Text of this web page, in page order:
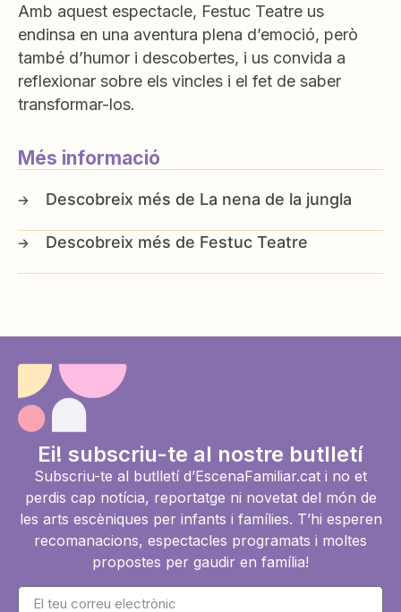
Amb aquest espectacle, Festuc Teatre us
endinsa en una aventura plena d’emoció, però
també d’humor i descobertes, i us convida a
reflexionar sobre els vincles i el fet de saber
transformar-los.
Més informació
La nena de la jungla
Festuc Teatre
Ei! subscriu-te al nostre butlletí
Subscriu-te al butlletí d’EscenaFamiliar.cat i no et
perdis cap notícia, reportatge ni novetat del món de
les arts escèniques per infants i famílies. T’hi esperen
recomanacions, espectacles programats i moltes
propostes per gaudir en família!